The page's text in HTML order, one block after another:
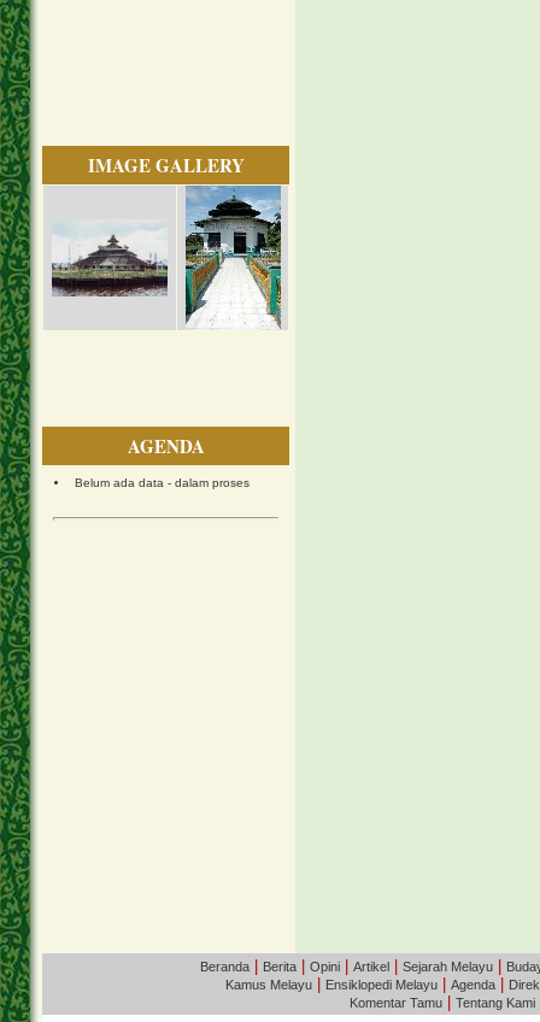
IMAGE GALLERY
AGENDA
Belum ada data - dalam proses
Beranda Berita Opini Artikel Sejarah Melayu
Kamus Melayu
Ensiklopedi Melayu Agenda
Komentar Tamu
Tentang Kami